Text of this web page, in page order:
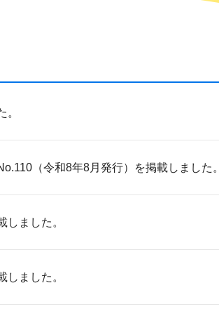
。
（令和8年8月発行）を掲載しました。
しました。
しました。